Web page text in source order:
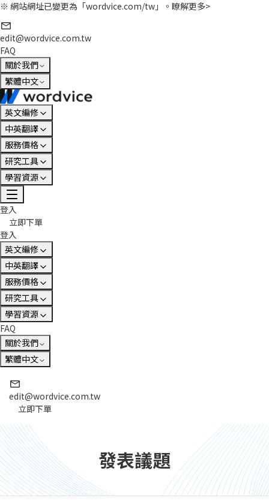
※ 網站網址已變更為「wordvice.com/tw」。 瞭解更多>
edit@wordvice.com.tw
FAQ
關於我們
繁體中文
英文編修
中英翻譯
服務價格
研究工具
學習資源
登入
立即下單
登入
英文編修
中英翻譯
服務價格
研究工具
學習資源
FAQ
關於我們
繁體中文
edit@wordvice.com.tw
立即下單
發表議題